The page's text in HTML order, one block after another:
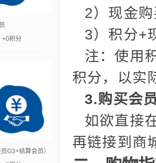
+0积分
G3+结算会员）
2）现金
3）积分+
注：使用
积分，以实
3.购买会
如欲直接
再链接到商